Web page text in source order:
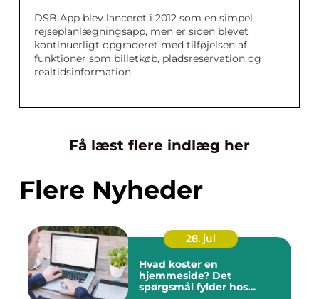
DSB App blev lanceret i 2012 som en simpel
rejseplanlægningsapp, men er siden blevet
kontinuerligt opgraderet med tilføjelsen af
funktioner som billetkøb, pladsreservation og
realtidsinformation.
Få læst flere indlæg her
Flere Nyheder
28. jul
Hvad koster en
hjemmeside? Det
spørgsmål fylder hos